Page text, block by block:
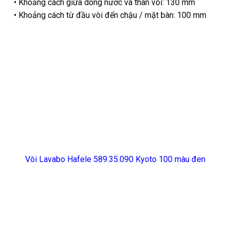
• Khoảng cách giữa dòng nước và thân vòi: 130 mm
• Khoảng cách từ đầu vòi đến chậu / mặt bàn: 100 mm
Vòi Lavabo Hafele 589.35.090 Kyoto 100 màu đen